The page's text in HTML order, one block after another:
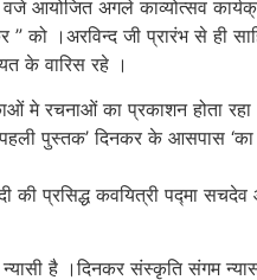
वजे आयोजित अगले काव्योत्सव
” को ।अरविन्द जी प्रारंभ से
के वारिस रहे ।
मे रचनाओं का प्रकाशन होता
पुस्तक’ दिनकर के आसपास
की प्रसिद्ध कवयित्री पद्मा
न्यासी है ।दिनकर संस्कृति संगम